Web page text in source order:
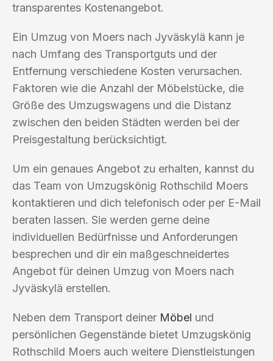
transparentes Kostenangebot.
Ein Umzug von Moers nach Jyväskylä kann je
nach Umfang des Transportguts und der
Entfernung verschiedene Kosten verursachen.
Faktoren wie die Anzahl der Möbelstücke, die
Größe des Umzugswagens und die Distanz
zwischen den beiden Städten werden bei der
Preisgestaltung berücksichtigt.
Um ein genaues Angebot zu erhalten, kannst du
das Team von Umzugskönig Rothschild Moers
kontaktieren und dich telefonisch oder per E-Mail
beraten lassen. Sie werden gerne deine
individuellen Bedürfnisse und Anforderungen
besprechen und dir ein maßgeschneidertes
Angebot für deinen Umzug von Moers nach
Jyväskylä erstellen.
Neben dem Transport deiner Möbel und
persönlichen Gegenstände bietet Umzugskönig
Rothschild Moers auch weitere Dienstleistungen